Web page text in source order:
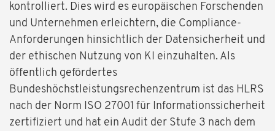
kontrolliert. Dies wird es europäischen Forschenden
und Unternehmen erleichtern, die Compliance-
Anforderungen hinsichtlich der Datensicherheit und
der ethischen Nutzung von KI einzuhalten. Als
öffentlich gefördertes
Bundeshöchstleistungsrechenzentrum ist das HLRS
nach der Norm ISO 27001 für Informationssicherheit
zertifiziert und hat ein Audit der Stufe 3 nach dem